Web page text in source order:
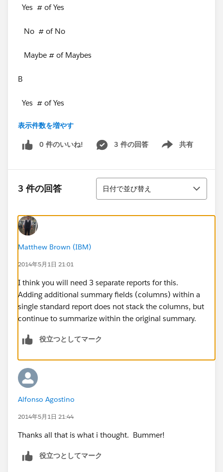
Yes # of Yes
No # of No
Maybe # of Maybes
B
Yes # of Yes
No # of No
Maybe # of Maybes
No # of No
Maybe # of Maybes
表示件数を増やす
0 件のいいね! 3 件の回答 共有
Show menu
3 件の回答
並び替え
日付で並び替え
Matthew Brown (IBM)
2014年5月1日 21:01
I think you will need 3 separate reports for this.
Adding additional summary fields (columns) within a
single standard report does not stack the columns, but
continue to summarize within the original summary.
役立つとしてマーク
Alfonso Agostino
2014年5月1日 21:44
Thanks all that is what i thought. Bummer!
役立つとしてマーク